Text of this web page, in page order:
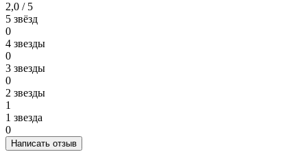
2,0 / 5
5 звёзд
0
4 звезды
0
3 звезды
0
2 звезды
1
1 звезда
0
Написать отзыв